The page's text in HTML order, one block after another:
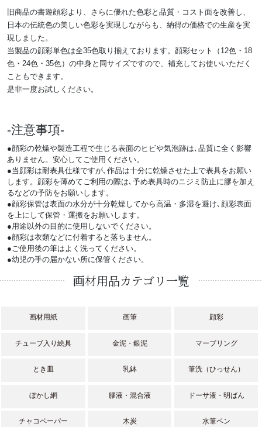
旧商品の書遊顔彩より、さらに優れた色彩と品質・コスト面を改善し、
日本の伝統色の美しい色彩を実現しながらも、納得の価格での生産を実
現しました。
当製品の顔彩単色は全35色取り揃えております。顔彩セット（12色・18
色・24色・35色）の中身と同サイズですので、補充してお使いいただく
こともできます。
是非一度お試しください。
注意事項
●顔彩の乾燥や製造工程で生じる表面のヒビや気泡跡は､品質に全く影響
ありません。安心してご使用ください。
●当顔彩は耐表具仕様ですが､作品は十分に乾燥させた上で表具をお願い
します。顔彩を薄めてご利用の際は､予め表具時のニジミ防止に膠を加え
るなどの予防をお願いします。
●顔彩保管は表面の水分が十分乾燥してから高温・多湿を避け､顔彩表面
を上にして保管・運搬をお願いします。
●用途以外の目的に使用しないでください。
●顔彩は衣類などに付着すると落ちません。
●ご使用後の筆はよく洗ってください。
●幼児の手の届かない所に保管ください。
画材用品カテゴリ一覧
画材用紙 画筆 顔彩
チューブ入り絵具 金泥・銀泥 マーブリング
とき皿 乳鉢 筆洗（ひっせん）
ぼかし網 膠液・混合液 ドーサ液・明ばん
チャコペーパー 木炭 水筆ペン